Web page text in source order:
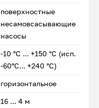
поверхностные
несамовсасывающие
насосы
-10 °С ... +150 °С (исп.
-60°С... +240 °С)
горизонтальное
16 ... 4 м